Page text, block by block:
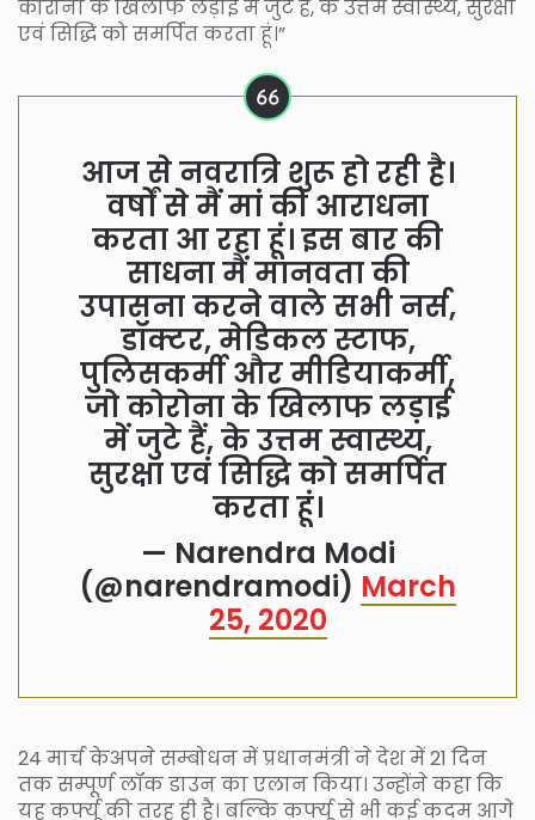
कोरोना के खिलाफ लड़ाई में जुटे हैं, के उत्तम स्वास्थ्य, सुरक्षा
एवं सिद्धि को समर्पित करता हूं।”
आज से नवरात्रि शुरू हो रही है।
वर्षों से मैं मां की आराधना
करता आ रहा हूं। इस बार की
साधना मैं मानवता की
उपासना करने वाले सभी नर्स,
डॉक्टर, मेडिकल स्टाफ,
पुलिसकर्मी और मीडियाकर्मी,
जो कोरोना के खिलाफ लड़ाई
में जुटे हैं, के उत्तम स्वास्थ्य,
सुरक्षा एवं सिद्धि को समर्पित
करता हूं।
— Narendra Modi
(@narendramodi) March
25, 2020
24 मार्च केअपने सम्बोधन में प्रधानमंत्री ने देश में 21 दिन
तक सम्पूर्ण लॉक डाउन का एलान किया। उन्होंने कहा कि
यह कर्फ्यू की तरह ही है। बल्कि कर्फ्यू से भी कई कदम आगे